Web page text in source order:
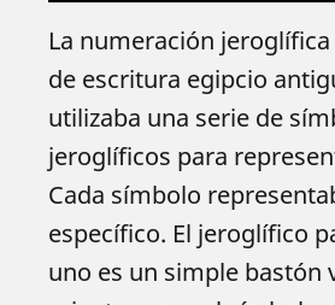
La numeración
de escritura egipcio
utilizaba una serie de
jeroglíficos para
Cada símbolo
específico. El jeroglífico
uno es un simple bastón